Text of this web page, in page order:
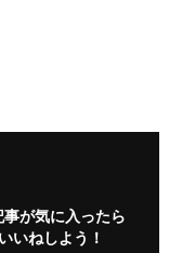
事が気に入ったら
いいねしよう！